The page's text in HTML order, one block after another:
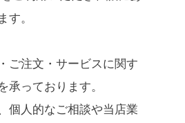
す。
ご注文・サービスに関す
承っております。
個人的なご相談や当店業